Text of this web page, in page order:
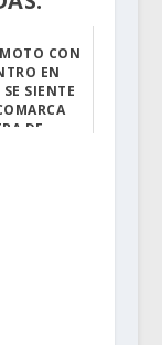
CON
EN
SIENTE
DE